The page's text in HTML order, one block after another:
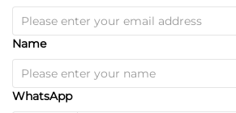
Name
WhatsApp